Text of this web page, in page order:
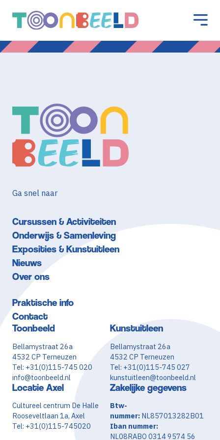
Ga snel naar
Cursussen & Activiteiten
Onderwijs & Samenleving
Exposities & Kunstuitleen
Nieuws
Over ons
Praktische info
Contact
Toonbeeld
Bellamystraat 26a
4532 CP Terneuzen
Tel: +31(0)115-745 020
info@toonbeeld.nl
Kunstuitleen
Bellamystraat 26a
4532 CP Terneuzen
Tel: +31(0)115-745 027
kunstuitleen@toonbeeld.nl
Locatie Axel
Cultureel centrum De Halle
Rooseveltlaan 1a, Axel
Tel: +31(0)115-745020
Zakelijke gegevens
Btw-
nummer: NL857013282B01
Iban nummer:
NL08RABO 0314 9574 56